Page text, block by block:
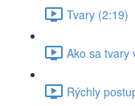
Tvary (2:19)
Ako sa tvary
Rýchly